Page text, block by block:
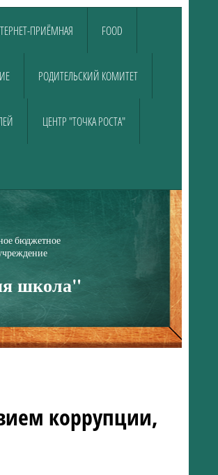
ПРИЁМНАЯ FOOD
РОДИТЕЛЬСКИЙ КОМИТЕТ
ЦЕНТР "ТОЧКА РОСТА"
школа"
коррупции,